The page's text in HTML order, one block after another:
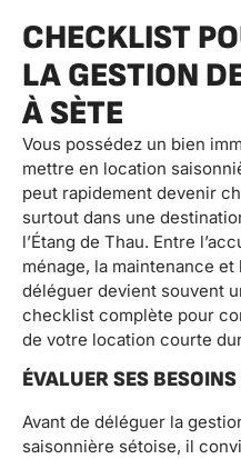
CHECKLIST
LA GESTION
À SÈTE
Vous possédez un bien
mettre en location
peut rapidement devenir
surtout dans une
l’Étang de Thau. Entre
ménage, la maintenance
déléguer devient souvent
checklist complète pour
de votre location courte
ÉVALUER SES
Avant de déléguer la
saisonnière sétoise, il